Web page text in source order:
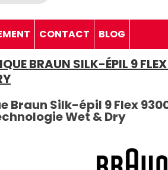
CONTACT BLOG
BRAUN SILK-ÉPIL 9
Braun Silk-épil 9 Flex
Wet & Dry